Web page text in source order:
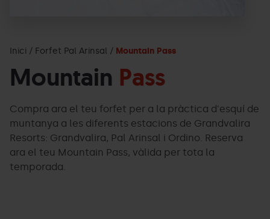
Inici Forfet Pal Arinsal Mountain Pass
Mountain Pass
Compra ara el teu forfet per a la pràctica d'esquí de
muntanya a les diferents estacions de Grandvalira
Resorts: Grandvalira, Pal Arinsal i Ordino. Reserva
ara el teu Mountain Pass, vàlida per tota la
temporada.